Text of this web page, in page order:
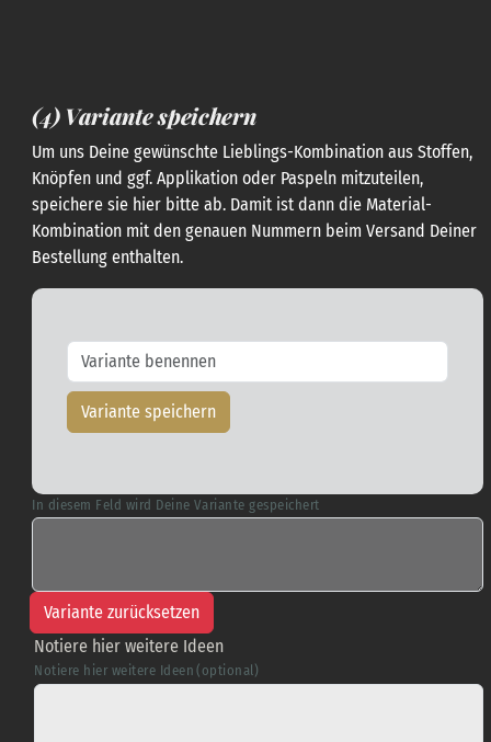
(4) Variante speichern
Um uns Deine gewünschte Lieblings-Kombination aus Stoffen,
Knöpfen und ggf. Applikation oder Paspeln mitzuteilen,
speichere sie hier bitte ab. Damit ist dann die Material-
Kombination mit den genauen Nummern beim Versand Deiner
Bestellung enthalten.
Variante speichern
In diesem Feld wird Deine Variante gespeichert
Variante zurücksetzen
Notiere hier weitere Ideen
Notiere hier weitere Ideen(optional)